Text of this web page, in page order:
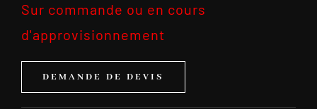
Sur commande ou en cours
d'approvisionnement
DEMANDE DE DEVIS